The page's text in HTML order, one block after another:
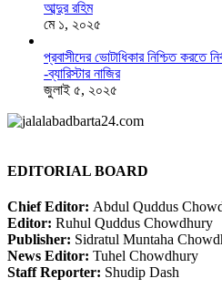
আব্দুর রহিম
মে ১, ২০২৫
প্রবাসীদের ভোটাধিকার নিশ্চিত করতে
-ব্যারিস্টার নাজির
জুলাই ৫, ২০২৫
EDITORIAL BOARD
Chief Editor: Abdul Quddus
Editor: Ruhul Quddus Chowdhury
Publisher: Sidratul Muntaha
News Editor: Tuhel Chowdhury
Staff Reporter: Shudip Dash